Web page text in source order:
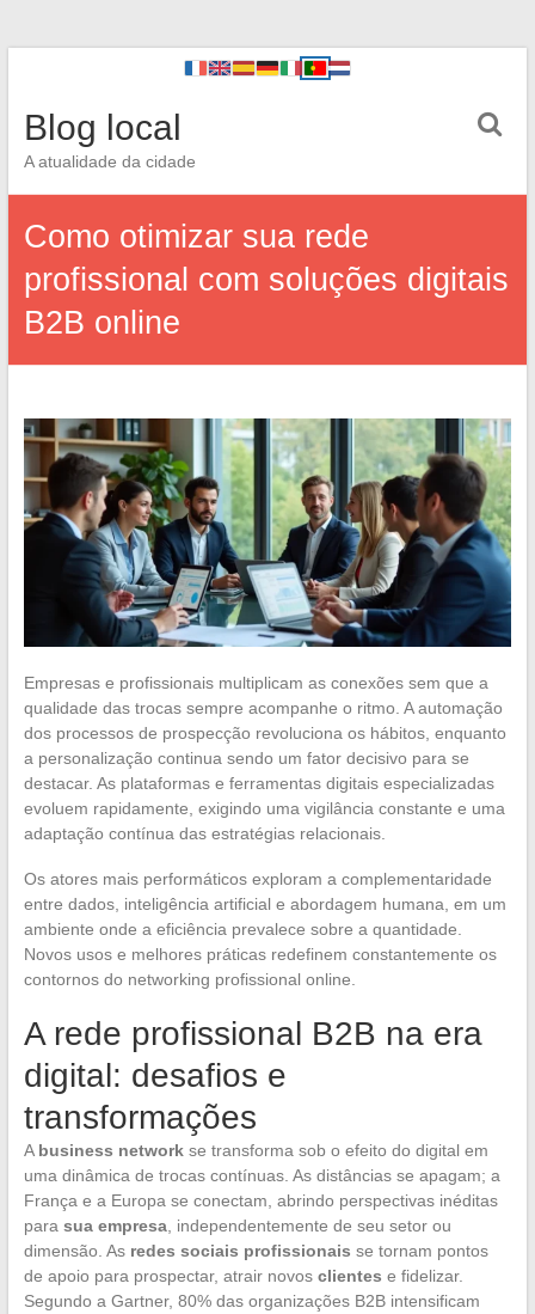
Blog local
A atualidade da cidade
Como otimizar sua rede
profissional com soluções digitais
B2B online
Empresas e profissionais multiplicam as conexões sem que a
qualidade das trocas sempre acompanhe o ritmo. A automação
dos processos de prospecção revoluciona os hábitos, enquanto
a personalização continua sendo um fator decisivo para se
destacar. As plataformas e ferramentas digitais especializadas
evoluem rapidamente, exigindo uma vigilância constante e uma
adaptação contínua das estratégias relacionais.
Os atores mais performáticos exploram a complementaridade
entre dados, inteligência artificial e abordagem humana, em um
ambiente onde a eficiência prevalece sobre a quantidade.
Novos usos e melhores práticas redefinem constantemente os
contornos do networking profissional online.
A rede profissional B2B na era
digital: desafios e
transformações
A business networkse transforma sob o efeito do digital em
uma dinâmica de trocas contínuas. As distâncias se apagam; a
França e a Europa se conectam, abrindo perspectivas inéditas
para sua empresa, independentemente de seu setor ou
dimensão. As redes sociais profissionais se tornam pontos
de apoio para prospectar, atrair novos clientes e fidelizar.
Segundo a Gartner, 80% das organizações B2B intensificam